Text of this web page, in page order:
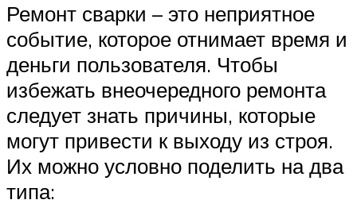
Ремонт сварки – это неприятное
событие, которое отнимает время и
деньги пользователя. Чтобы
избежать внеочередного ремонта
следует знать причины, которые
могут привести к выходу из строя.
Их можно условно поделить на два
типа: